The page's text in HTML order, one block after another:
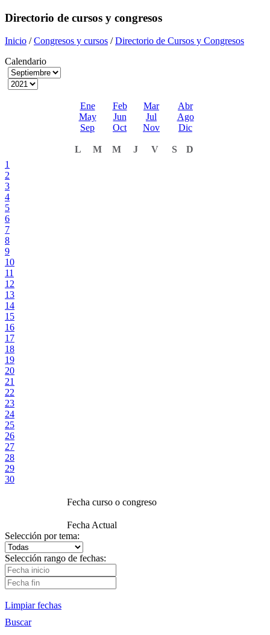
Directorio de cursos y congresos
Inicio /Congresos y cursos /Directorio de Cursos y Congresos
Calendario
Ene Feb Mar
Abr
May
Jun Jul
Ago
Sep
Oct Nov Dic
L M M J V S
D
1
2
3
4
5
6
7
8
9
10
11
12
13
14
15
16
17
18
19
20
21
22
23
24
25
26
27
28
29
30
Fecha curso o congreso
Fecha Actual
Selección por tema:
Selección rango de fechas:
Limpiar fechas
Buscar